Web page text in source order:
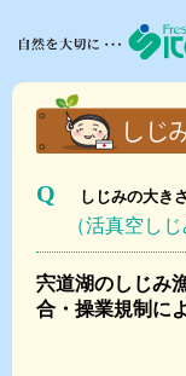
Q しじみの大き
（活真空し
宍道湖のしじみ
合・操業規制に